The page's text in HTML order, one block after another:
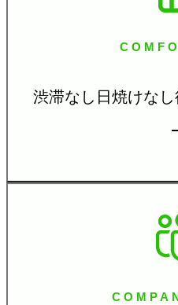
渋滞なし日焼けなし